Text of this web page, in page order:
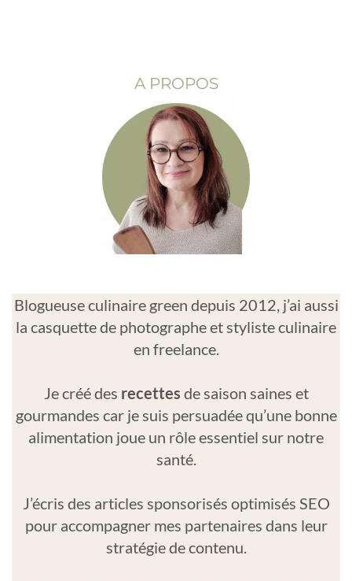
A PROPOS
Blogueuse culinaire green depuis 2012, j’ai aussi
la casquette de photographe et styliste culinaire
en freelance.
Je créé des recettes de saison saines et
gourmandes car je suis persuadée qu’une bonne
alimentation joue un rôle essentiel sur notre
santé.
J’écris des articles sponsorisés optimisés SEO
pour accompagner mes partenaires dans leur
stratégie de contenu.